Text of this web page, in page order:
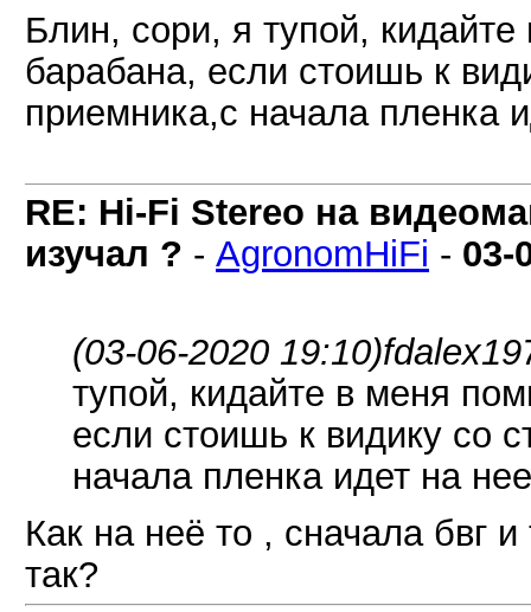
Блин, сори, я тупой,
барабана, если стоишь к
приемника,с начала пленка
RE: Hi-Fi Stereo на
изучал ? - AgronomHiFi - 03-
(03-06-2020 19:10)
тупой, кидайте в меня
если стоишь к видику со
начала пленка идет на
Как на неё то , сначала бвг
так?